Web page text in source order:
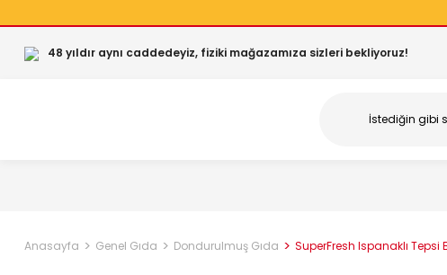
48 yıldır aynı caddedeyiz, fiziki mağazamıza sizleri bekliyoruz!
Anasayfa Genel Gıda Dondurulmuş Gıda SuperFresh Ispanaklı Tepsi